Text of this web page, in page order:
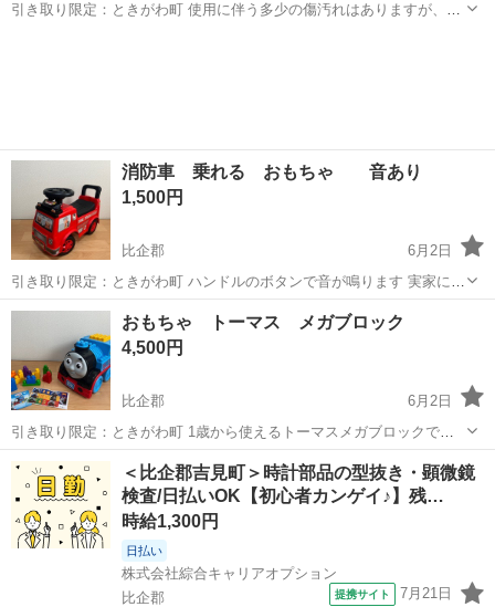
引き取り限定：ときがわ町 使用に伴う多少の傷汚れはありますが、木
消防車 乗れる おもちゃ 音あり
1,500円
比企郡
6月2日
引き取り限定：ときがわ町 ハンドルのボタンで音が鳴ります 実家に置
いてあったので使用回数数回の美品です 子どもが使用したものなので
中古品ご理解ある方よろしくお願いします( ⁎ᵕᴗᵕ⁎ ) 他にも多数出品中
ですの...
埼玉 比企郡 おもちゃ
おもちゃ トーマス メガブロック
4,500円
比企郡
6月2日
引き取り限定：ときがわ町 1歳から使えるトーマスメガブロックで
す！ 使用回数数回です。 トーマスのケースはタイヤが動くので押して
遊ぶこともできます◎ 可愛くて飾ってあったので小さな傷汚れありま
す。 シールは貼らなかったので...
おもちゃ トーマス
＜比企郡吉見町＞時計部品の型抜き・顕微鏡
検査/日払いOK【初心者カンゲイ♪】残…
時給1,300円
日払い
株式会社綜合キャリアオプション
比企郡
提携サイト 7月21日